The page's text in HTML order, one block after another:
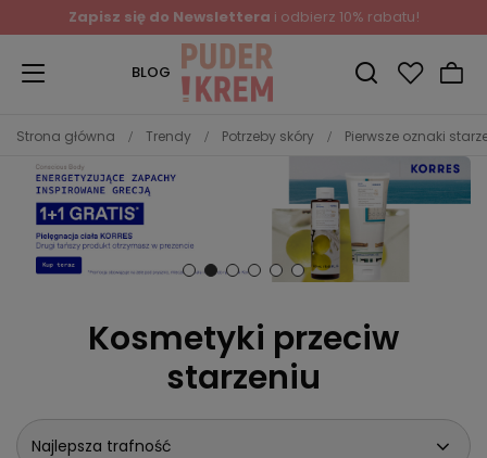
Zapisz się do Newslettera i odbierz 10% rabatu!
BLOG
Strona główna Trendy Potrzeby skóry Pierwsze oznaki
Kosmetyki przeciw
starzeniu
Najlepsza trafność